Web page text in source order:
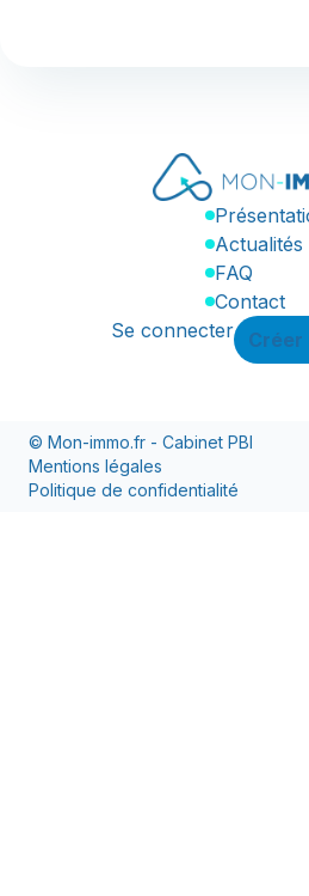
Actualités
FAQ
Contact
Se connecter
Créer
© Mon-immo.fr - Cabinet PBI
Mentions légales
Politique de confidentialité